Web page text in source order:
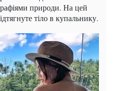
природи. На цей
тіло в купальнику.